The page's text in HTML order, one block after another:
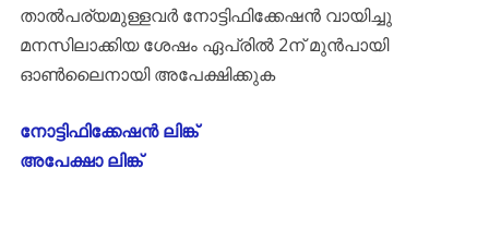
താൽപര്യമുള്ളവർ നോട്ടിഫിക്കേഷൻ വായിച്ചു
മനസിലാക്കിയ ശേഷം ഏപ്രിൽ 2ന് മുൻപായി
ഓൺലൈനായി അപേക്ഷിക്കുക
നോട്ടിഫിക്കേഷൻ ലിങ്ക്
അപേക്ഷാ ലിങ്ക്